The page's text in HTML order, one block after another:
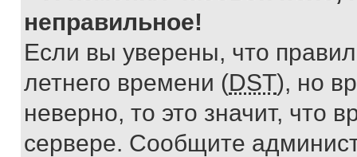
неправильное!
Если вы уверены, что
летнего времени (DST), но
неверно, то это значит, что
сервере. Сообщите